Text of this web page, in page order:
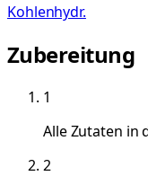
Kohlenhydr.
Zubereitung
1
Alle Zutaten in
2